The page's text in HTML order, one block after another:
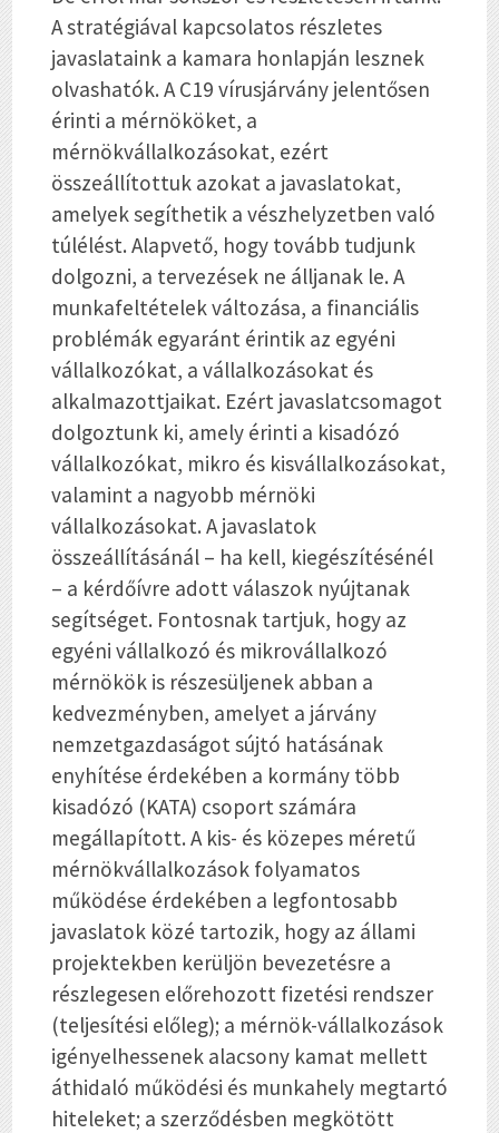
A stratégiával kapcsolatos részletes
javaslataink a kamara honlapján lesznek
olvashatók. A C19 vírusjárvány jelentősen
érinti a mérnököket, a
mérnökvállalkozásokat, ezért
összeállítottuk azokat a javaslatokat,
amelyek segíthetik a vészhelyzetben való
túlélést. Alapvető, hogy tovább tudjunk
dolgozni, a tervezések ne álljanak le. A
munkafeltételek változása, a financiális
problémák egyaránt érintik az egyéni
vállalkozókat, a vállalkozásokat és
alkalmazottjaikat. Ezért javaslatcsomagot
dolgoztunk ki, amely érinti a kisadózó
vállalkozókat, mikro és kisvállalkozásokat,
valamint a nagyobb mérnöki
vállalkozásokat. A javaslatok
összeállításánál – ha kell, kiegészítésénél
– a kérdőívre adott válaszok nyújtanak
segítséget. Fontosnak tartjuk, hogy az
egyéni vállalkozó és mikrovállalkozó
mérnökök is részesüljenek abban a
kedvezményben, amelyet a járvány
nemzetgazdaságot sújtó hatásának
enyhítése érdekében a kormány több
kisadózó (KATA) csoport számára
megállapított. A kis- és közepes méretű
mérnökvállalkozások folyamatos
működése érdekében a legfontosabb
javaslatok közé tartozik, hogy az állami
projektekben kerüljön bevezetésre a
részlegesen előrehozott fizetési rendszer
(teljesítési előleg); a mérnök-vállalkozások
igényelhessenek alacsony kamat mellett
áthidaló működési és munkahely megtartó
hiteleket; a szerződésben megkötött